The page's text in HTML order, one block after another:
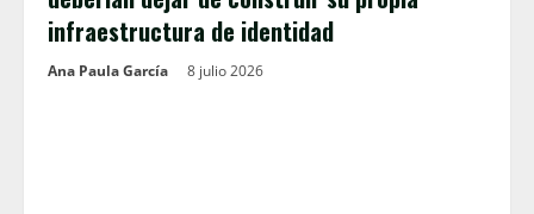
infraestructura de identidad
Ana Paula García 8 julio 2026